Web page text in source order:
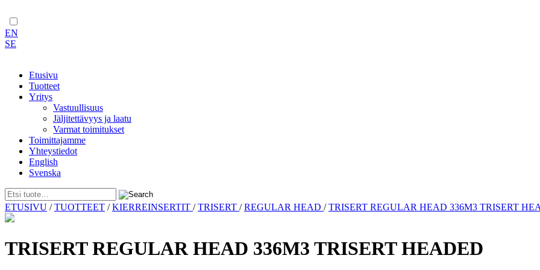
EN
SE
Etusivu
Tuotteet
Yritys
Vastuullisuus
Jäljitettävyys ja laatu
Varmat toimitukset
Toimittajamme
Yhteystiedot
English
Svenska
Skip
to
ETUSIVU /TUOTTEET /KIERREINSERTIT /TRISERT /REGULAR HEAD /TRISERT REGULAR HEAD 336M3 TRISERT
TRISERT REGULAR HEAD 336M3 TRISERT HEADED